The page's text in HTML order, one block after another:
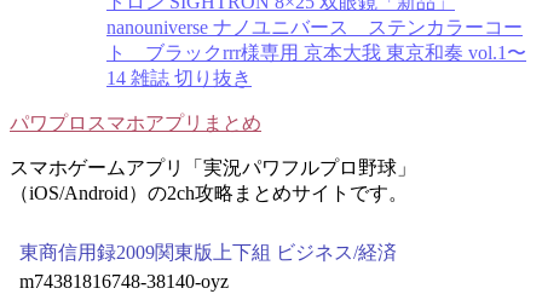
nanouniverse ナノユニバース ステンカラーコー
ト ブラックrrr様専用 京本大我 東京和奏 vol.1〜
14 雑誌 切り抜き
パワプロスマホアプリまとめ
スマホゲームアプリ「実況パワフルプロ野球」
（iOS/Android）の2ch攻略まとめサイトです。
東商信用録2009関東版上下組 ビジネス/経済
m74381816748-38140-oyz